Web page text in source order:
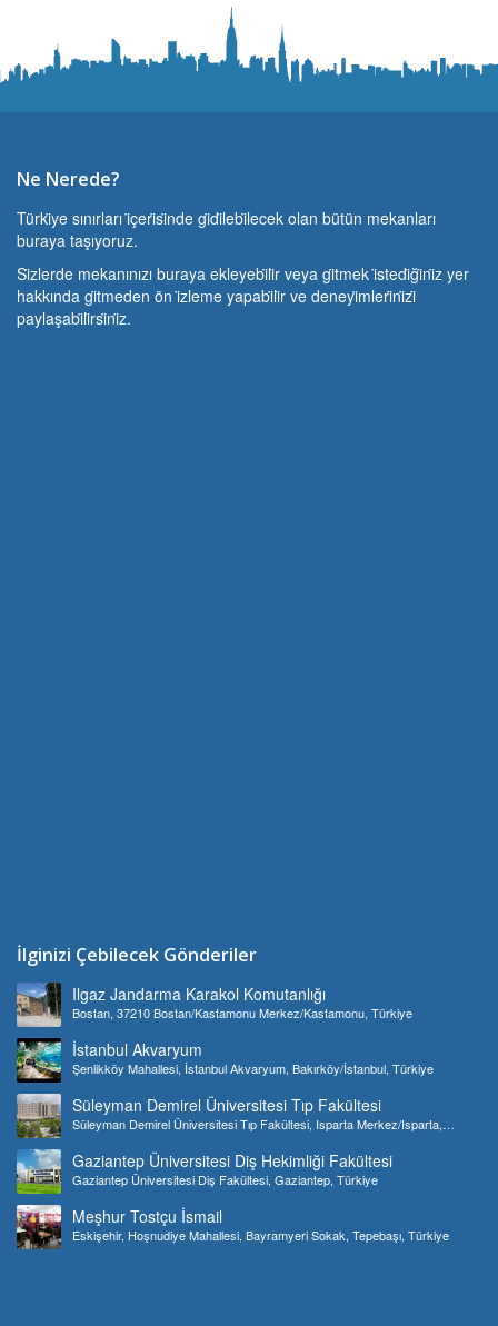
Ne Nerede?
Türki̇ye sınırları i̇çeri̇si̇nde gi̇di̇lebi̇lecek olan bütün mekanları
buraya taşıyoruz.
Si̇zlerde mekanınızı buraya ekleyebi̇li̇r veya gi̇tmek i̇stedi̇ği̇ni̇z yer
hakkında gi̇tmeden ön i̇zleme yapabi̇li̇r ve deneyi̇mleri̇ni̇zi̇
paylaşabi̇li̇rsi̇ni̇z.
İlginizi Çebilecek Gönderiler
Ilgaz Jandarma Karakol Komutanlığı
Bostan, 37210 Bostan/Kastamonu Merkez/Kastamonu, Türkiye
İstanbul Akvaryum
Şenlikköy Mahallesi, İstanbul Akvaryum, Bakırköy/İstanbul, Türkiye
Süleyman Demirel Üniversitesi Tıp Fakültesi
Süleyman Demirel Üniversitesi Tıp Fakültesi, Isparta Merkez/Isparta,
Gaziantep Üniversitesi Diş Hekimliği Fakültesi
Gaziantep Üniversitesi Diş Fakültesi, Gaziantep, Türkiye
Meşhur Tostçu İsmail
Eskişehir, Hoşnudiye Mahallesi, Bayramyeri Sokak, Tepebaşı, Türkiye